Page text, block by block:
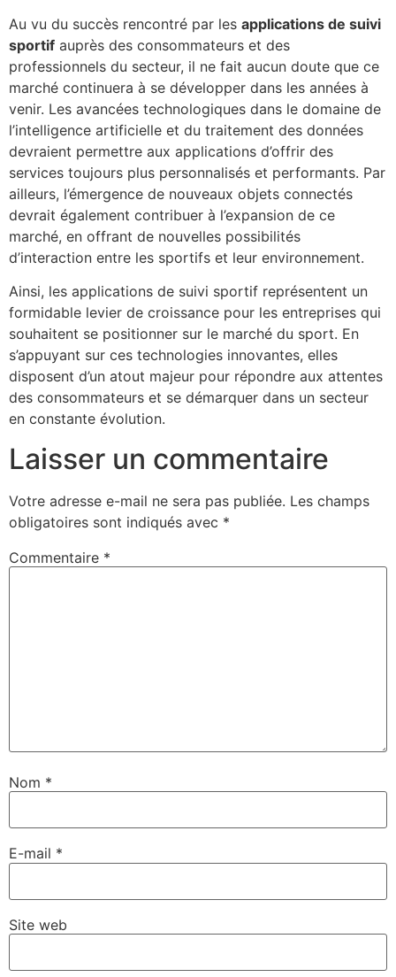
Au vu du succès rencontré par les applications de suivi
sportif auprès des consommateurs et des
professionnels du secteur, il ne fait aucun doute que ce
marché continuera à se développer dans les années à
venir. Les avancées technologiques dans le domaine de
l’intelligence artificielle et du traitement des données
devraient permettre aux applications d’offrir des
services toujours plus personnalisés et performants. Par
ailleurs, l’émergence de nouveaux objets connectés
devrait également contribuer à l’expansion de ce
marché, en offrant de nouvelles possibilités
d’interaction entre les sportifs et leur environnement.
Ainsi, les applications de suivi sportif représentent un
formidable levier de croissance pour les entreprises qui
souhaitent se positionner sur le marché du sport. En
s’appuyant sur ces technologies innovantes, elles
disposent d’un atout majeur pour répondre aux attentes
des consommateurs et se démarquer dans un secteur
en constante évolution.
Laisser un commentaire
Votre adresse e-mail ne sera pas publiée. Les champs
obligatoires sont indiqués avec *
Commentaire *
Nom *
E-mail *
Site web